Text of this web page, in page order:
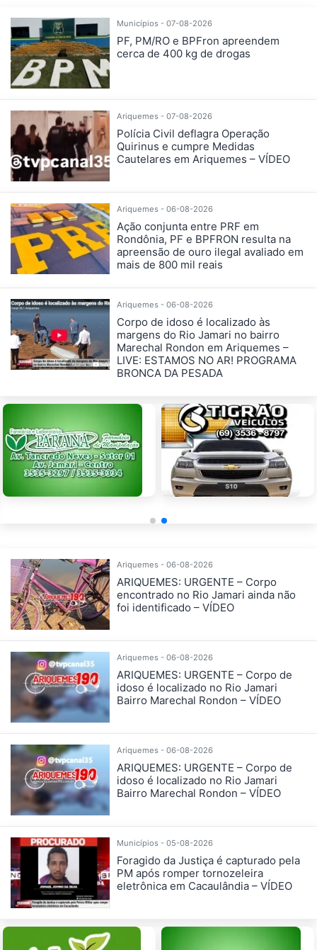
Municípios - 07-08-2026
PF, PM/RO e BPFron apreendem
cerca de 400 kg de drogas
Ariquemes - 07-08-2026
Polícia Civil deflagra Operação
Quirinus e cumpre Medidas
Cautelares em Ariquemes – VÍDEO
Ariquemes - 06-08-2026
Ação conjunta entre PRF em
Rondônia, PF e BPFRON resulta na
apreensão de ouro ilegal avaliado em
mais de 800 mil reais
Ariquemes - 06-08-2026
Corpo de idoso é localizado às
margens do Rio Jamari no bairro
Marechal Rondon em Ariquemes –
LIVE: ESTAMOS NO AR! PROGRAMA
BRONCA DA PESADA
Ariquemes - 06-08-2026
ARIQUEMES: URGENTE – Corpo
encontrado no Rio Jamari ainda não
foi identificado – VÍDEO
Ariquemes - 06-08-2026
ARIQUEMES: URGENTE – Corpo de
idoso é localizado no Rio Jamari
Bairro Marechal Rondon – VÍDEO
Ariquemes - 06-08-2026
ARIQUEMES: URGENTE – Corpo de
idoso é localizado no Rio Jamari
Bairro Marechal Rondon – VÍDEO
Municípios - 05-08-2026
Foragido da Justiça é capturado pela
PM após romper tornozeleira
eletrônica em Cacaulândia – VÍDEO